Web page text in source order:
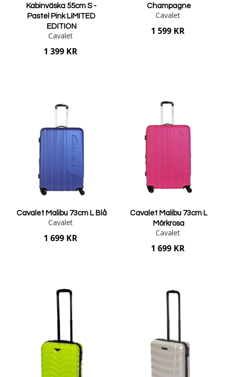
Kabinväska 55cm S -
Pastel Pink LIMITED
EDITION
Cavalet
1 399 KR
Champagne
Cavalet
1 599 KR
Cavalet Malibu 73cm L Blå
Cavalet
1 699 KR
Cavalet Malibu 73cm L
Mörkrosa
Cavalet
1 699 KR